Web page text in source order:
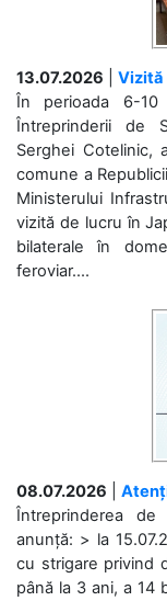
13.07.2026
Vizită
În perioada 6-
Întreprinderii de
Serghei Cotelinic,
comune a
Ministerului
vizită de lucru în
bilaterale în
feroviar....
08.07.2026
Întreprinderea de
anunță: > la
cu strigare privind
până la 3 ani, a 14